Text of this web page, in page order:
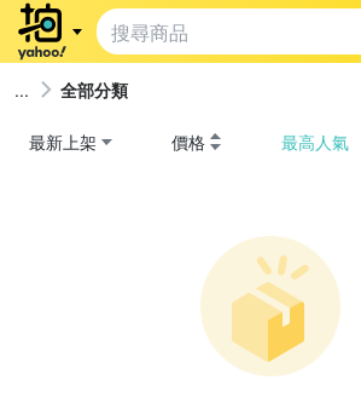
全部分類
最新上架 價格 最高人氣